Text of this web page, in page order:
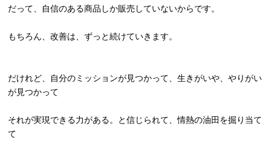
だって、自信のある商品しか販売していないからです。
もちろん、改善は、ずっと続けていきます。
だけれど、自分のミッションが見つかって、生きがいや、やりがい
が見つかって
それが実現できる力がある。と信じられて、情熱の油田を掘り当て
て